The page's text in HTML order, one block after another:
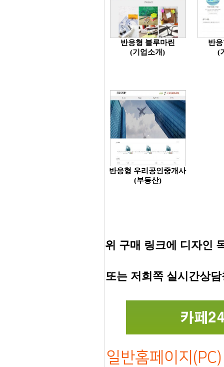
반응형 블루마린
(기업소개)
반
(
반응형 우리공인중개사
(부동산)
위 구매 링크에 디자인
또는 저희쪽 실시간상
일반홈페이지